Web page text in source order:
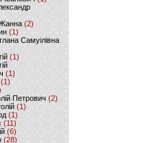
(2)
(1)
Самуілівна
(1)
(1)
(1)
Петрович (2)
(1)
(1)
(11)
(6)
(28)